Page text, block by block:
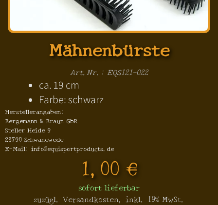
Mähnenbürste
Art.Nr.: EQS121-022
ca. 19 cm
Farbe: schwarz
Herstellerangaben:
Bergemann & Braun GbR
Steller Heide 9
28790 Schwanewede
E-Mail: info@equisportproducts.de
1,00 €
sofort lieferbar
zuzügl. Versandkosten, inkl. 19% MwSt.